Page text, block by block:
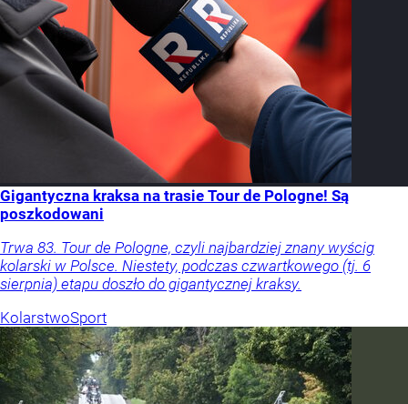
Gigantyczna kraksa na trasie Tour de Pologne! Są
poszkodowani
Trwa 83. Tour de Pologne, czyli najbardziej znany wyścig
kolarski w Polsce. Niestety, podczas czwartkowego (tj. 6
sierpnia) etapu doszło do gigantycznej kraksy.
KolarstwoSport